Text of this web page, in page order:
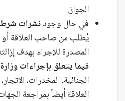
الجواز.
في حال وجودنشرات
يُطلب من صاحب العلاقة أو
المصدرة للإجراء بهدف
فيما يتعلق بإجراءات
الجنائية، المخدرات،
العلاقة أيضاً بمراجعة